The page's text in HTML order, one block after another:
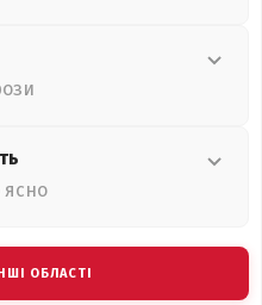
ОБЛАСТІ